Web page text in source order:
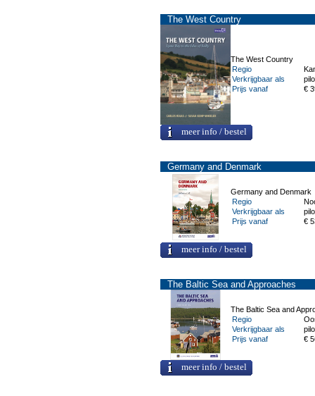
The West Country
The West Country
Regio
Verkrijgbaar als
Prijs vanaf
€
meer info / bestel
Germany and Denmark
Germany and Denmark
Regio
Verkrijgbaar als
Prijs vanaf
€
meer info / bestel
The Baltic Sea and Approaches
The Baltic Sea and
Regio
Verkrijgbaar als
Prijs vanaf
€
meer info / bestel